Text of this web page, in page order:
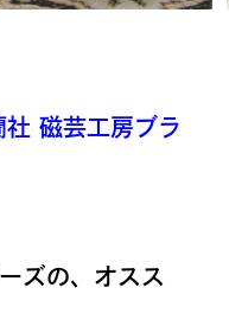
磁芸工房ブラ
ズの、オスス